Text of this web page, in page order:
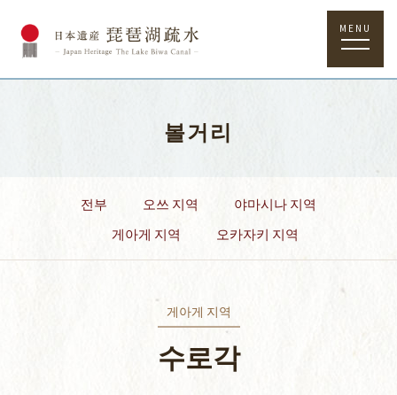
MENU
볼거리
전부 오쓰 지역
야마시나 지역
게아게 지역
오카자키 지역
게아게 지역
수로각